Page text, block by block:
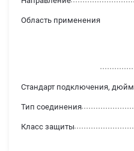
Класс защиты
Область применения
Стандарт подключения, дюйм
Тип соединения